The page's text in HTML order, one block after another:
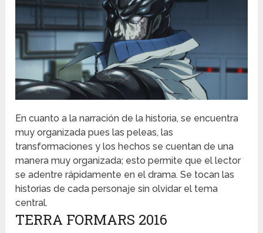
En cuanto a la narración de la historia, se encuentra
muy organizada pues las peleas, las
transformaciones y los hechos se cuentan de una
manera muy organizada; esto permite que el lector
se adentre rápidamente en el drama. Se tocan las
historias de cada personaje sin olvidar el tema
central.
TERRA FORMARS 2016